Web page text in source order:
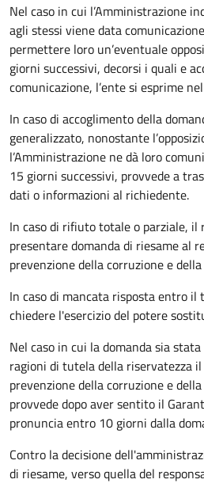
Nel caso in cui l’Amministrazione
agli stessi viene data
permettere loro un’eventuale
giorni successivi, decorsi i quali e
comunicazione, l’ente si esprime
In caso di accoglimento della
generalizzato, nonostante
l’Amministrazione ne dà loro
15 giorni successivi, provvede a
dati o informazioni al richiedente.
In caso di rifiuto totale o parziale, il
presentare domanda di riesame al
prevenzione della corruzione e
In caso di mancata risposta entro il
chiedere l'esercizio del potere
Nel caso in cui la domanda sia
ragioni di tutela della riservatezza
prevenzione della corruzione e
provvede dopo aver sentito il
pronuncia entro 10 giorni dalla
Contro la decisione
di riesame, verso quella del